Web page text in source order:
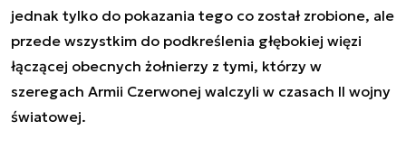
jednak tylko do pokazania tego co został zrobione, ale
przede wszystkim do podkreślenia głębokiej więzi
łączącej obecnych żołnierzy z tymi, którzy w
szeregach Armii Czerwonej walczyli w czasach II wojny
światowej.